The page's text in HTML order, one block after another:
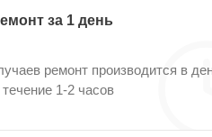
за 1 день
ремонт производится в
течение 1-2 часов